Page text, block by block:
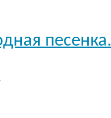
песенка.